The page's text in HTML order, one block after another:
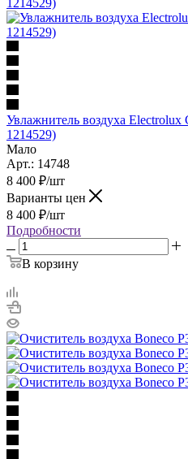
Увлажнитель воздуха
1214529)
Мало
Арт.: 14748
8 400 ₽/шт
Варианты цен
8 400 ₽/шт
Подробности
В корзину